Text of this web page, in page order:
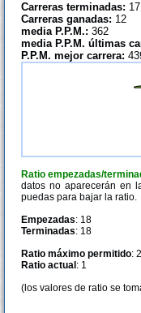
Carreras terminadas: 17
Carreras ganadas: 12
media P.P.M.: 362
media P.P.M. últimas
P.P.M. mejor carrera:
Ratio empezadas/
datos no aparecerán en
puedas para bajar la ratio.
Empezadas: 18
Terminadas: 18
Ratio máximo permitido:
Ratio actual : 1
(los valores de ratio se